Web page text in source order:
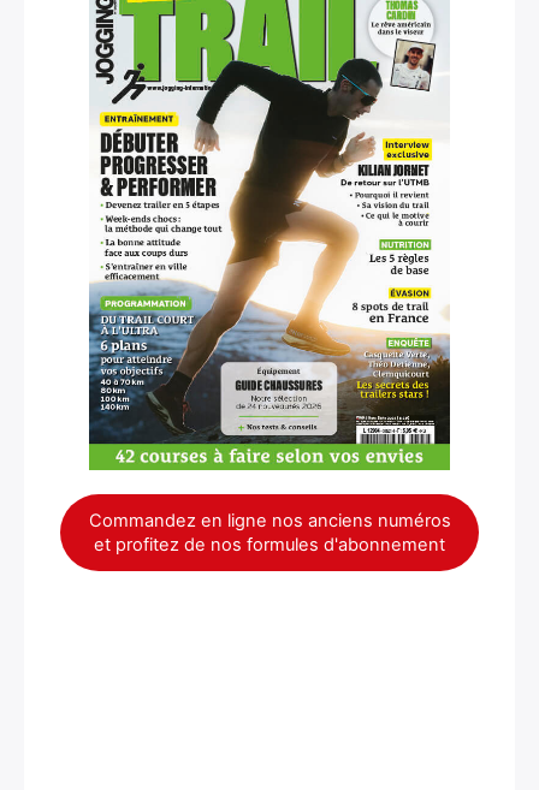
Commandez en ligne nos anciens numéros
et profitez de nos formules d'abonnement